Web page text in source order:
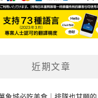
近期文章